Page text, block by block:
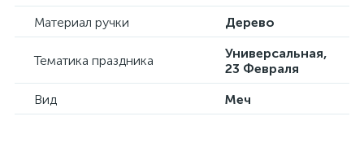
Материал ручки
Дерево
Тематика праздника
Универсальная,
23 Февраля
Вид
Меч